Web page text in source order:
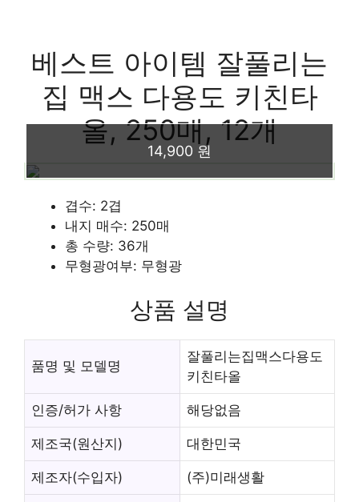
베스트 아이템 잘풀리는
집 맥스 다용도 키친타
올, 250매, 12개
14,900 원
겹수: 2겹
내지 매수: 250매
총 수량: 36개
무형광여부: 무형광
상품 설명
품명 및 모델명
잘풀리는집맥스다용도
키친타올
인증/허가 사항 해당없음
제조국(원산지) 대한민국
제조자(수입자) (주)미래생활